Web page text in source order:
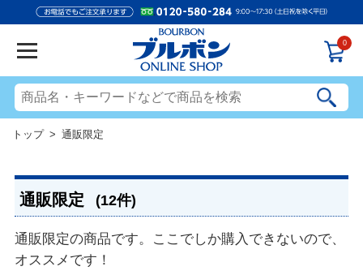
0
トップ> 通販限定
通販限定 (12件)
通販限定の商品です。ここでしか購入できないので、
オススメです！